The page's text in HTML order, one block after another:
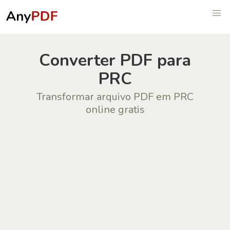
Сonverter PDF para
PRC
Transformar arquivo PDF em PRC
online gratis